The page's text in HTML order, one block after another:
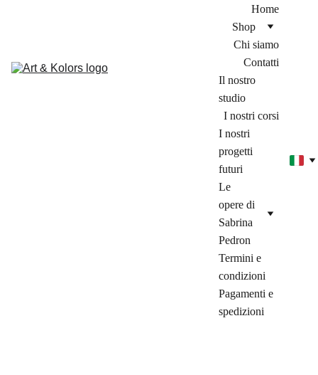
Home
Shop
Chi siamo
Contatti
Il nostro
studio
I nostri corsi
I nostri
progetti
futuri
Le
opere di
Sabrina
Pedron
Termini e
condizioni
Pagamenti e
spedizioni